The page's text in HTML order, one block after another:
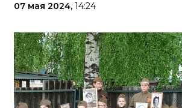
07 мая 2024, 14:24